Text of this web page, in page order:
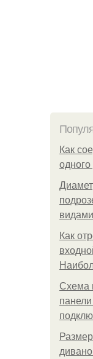
Как
Как
Схема